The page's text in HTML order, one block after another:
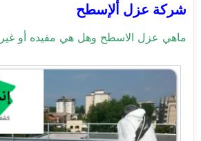
شركة عزل ألإسطح
ماهي عزل الاسطح وهل هي مفيده أو